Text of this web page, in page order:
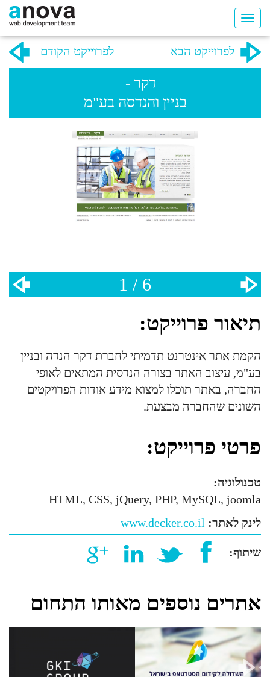
לפרוייקט הקודם לפרוייקט הבא
דקר -
בניין והנדסה בע"מ
1 / 6
תיאור פרוייקט:
הקמת אתר אינטרנט תדמיתי לחברת דקר הנדה ובניין
בע"מ, עיצוב האתר בצורה הנדסית המתאים לאופי
החברה, באתר תוכלו למצוא מידע אודות הפרויקטים
השונים שהחברה מבצעת.
פרטי פרוייקט:
טכנולוגיה:
HTML, CSS, jQuery, PHP, MySQL, joomla
לינק לאתר: www.decker.co.il
שיתוף:
אתרים נוספים מאותו התחום